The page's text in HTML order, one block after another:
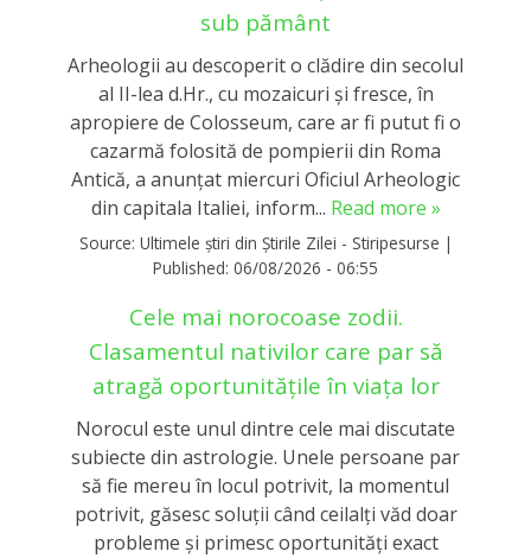
sub pământ
Arheologii au descoperit o clădire din secolul
al II-lea d.Hr., cu mozaicuri şi fresce, în
apropiere de Colosseum, care ar fi putut fi o
cazarmă folosită de pompierii din Roma
Antică, a anunţat miercuri Oficiul Arheologic
din capitala Italiei, inform... Read more »
Source: Ultimele știri din Știrile Zilei - Stiripesurse |
Published: 06/08/2026 - 06:55
Cele mai norocoase zodii.
Clasamentul nativilor care par să
atragă oportunitățile în viața lor
Norocul este unul dintre cele mai discutate
subiecte din astrologie. Unele persoane par
să fie mereu în locul potrivit, la momentul
potrivit, găsesc soluții când ceilalți văd doar
probleme și primesc oportunități exact